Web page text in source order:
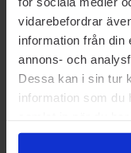
vidarebefordrar
information från din
annons- och
Dessa kan i sin tur
information som du